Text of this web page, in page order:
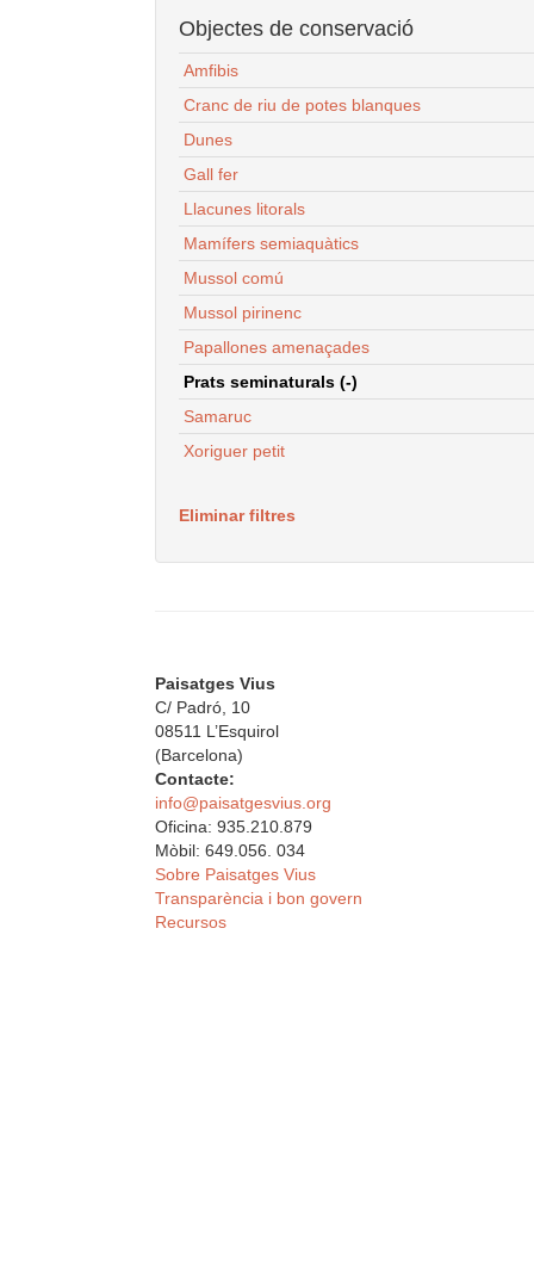
Objectes de conservació
Amfibis
Cranc de riu de potes blanques
Dunes
Gall fer
Llacunes litorals
Mamífers semiaquàtics
Mussol comú
Mussol pirinenc
Papallones amenaçades
Prats seminaturals (-)
Samaruc
Xoriguer petit
Eliminar filtres
Paisatges Vius
C/ Padró, 10
08511 L’Esquirol
(Barcelona)
Contacte:
info@paisatgesvius.org
Oficina: 935.210.879
Mòbil: 649.056. 034
Sobre Paisatges Vius
Transparència i bon govern
Recursos